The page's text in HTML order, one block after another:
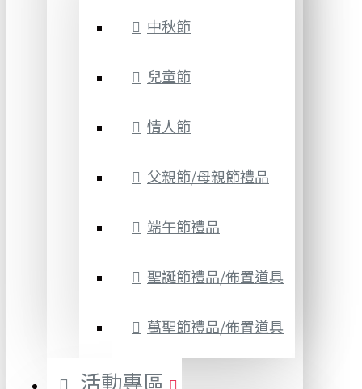
中秋節
兒童節
情人節
父親節/母親節禮品
端午節禮品
聖誕節禮品/佈置道具
萬聖節禮品/佈置道具
活動專區